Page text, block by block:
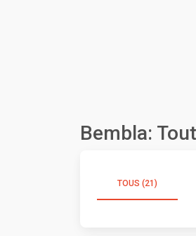
Bembla:
TOUS (21)